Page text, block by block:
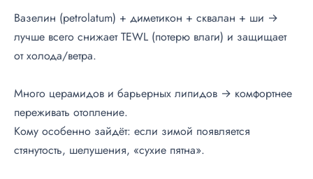
Вазелин (petrolatum) + диметикон + сквалан + ши →
лучше всего снижает TEWL (потерю влаги) и защищает
от холода/ветра.
Много церамидов и барьерных липидов → комфортнее
переживать отопление.
Кому особенно зайдёт: если зимой появляется
стянутость, шелушения, «сухие пятна».